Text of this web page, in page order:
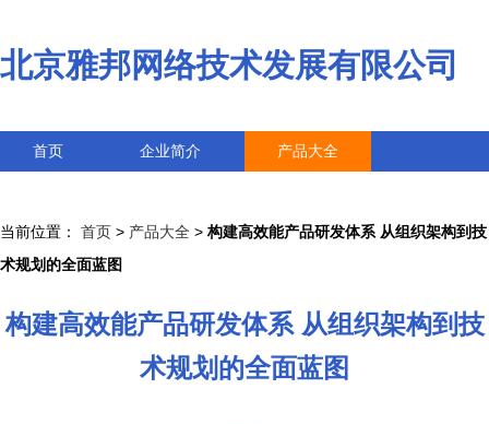
北京雅邦网络技术发展有限公司
首页 企业简介 产品大全
当前位置： 首页 > 产品大全 > 构建高效能产品研发体系 从组织架构到技
术规划的全面蓝图
构建高效能产品研发体系 从组织架构到技
术规划的全面蓝图